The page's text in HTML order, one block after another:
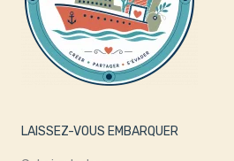
LAISSEZ-VOUS EMBARQUER